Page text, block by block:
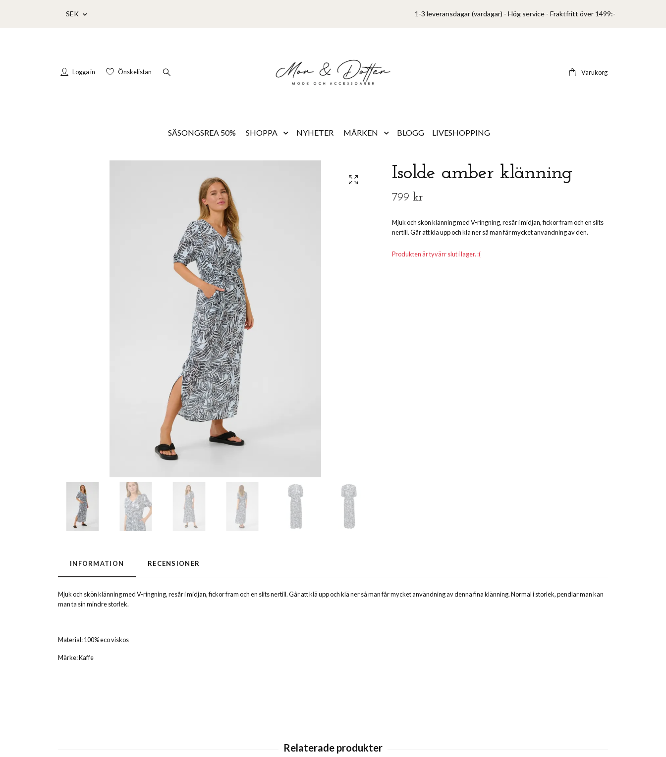
SEK 1-3 leveransdagar (vardagar) - Hög service - Fraktfritt över 1499:-
Logga in Önskelistan Varukorg
SÄSONGSREA 50% SHOPPA NYHETER MÄRKEN BLOGG LIVESHOPPING
Isolde amber klänning
799 kr
Mjuk och skön klänning med V-ringning, resår i midjan, fickor fram och en slits
nertill. Går att klä upp och klä ner så man får mycket användning av den.
Produkten är tyvärr slut i lager. :(
INFORMATION RECENSIONER
Mjuk och skön klänning med V-ringning, resår i midjan, fickor fram och en slits nertill. Går att klä upp och klä ner så man får mycket användning av denna fina klänning. Normal i storlek, pendlar man kan
man ta sin mindre storlek.
Material: 100% eco viskos
Märke: Kaffe